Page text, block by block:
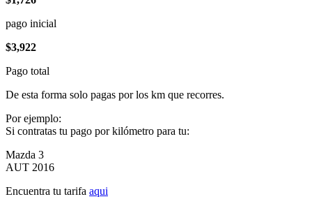
pago inicial
$3,922
Pago total
De esta forma solo pagas por los km que recorres.
Por ejemplo:
Si contratas tu pago por kilómetro para tu:
Mazda 3
AUT 2016
Encuentra tu tarifa aqui